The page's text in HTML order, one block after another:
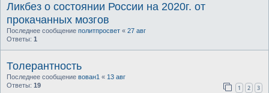
Ликбез о состоянии России на 2020г. от
прокачанных мозгов
Последнее сообщение политпросвет « 27 авг
Ответы: 1
Толерантность
Последнее сообщение вован1 « 13 авг
Ответы: 19 1 2 3